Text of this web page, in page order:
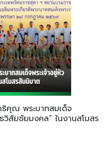
คุณ พระบาทสมเด็จ
สัยชัยมงคล” ในงานสโมสร